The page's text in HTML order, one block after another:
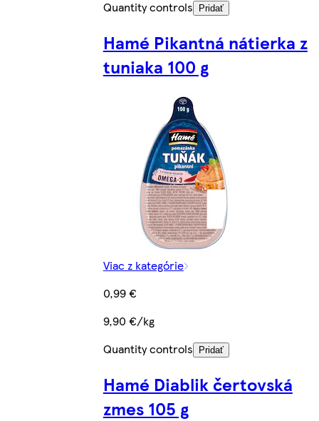
Quantity controls Pridať
Hamé Pikantná nátierka z
tuniaka 100 g
Viac z kategórie
0,99 €
9,90 €/kg
Quantity controls
Pridať
Hamé Diablik čertovská
zmes 105 g